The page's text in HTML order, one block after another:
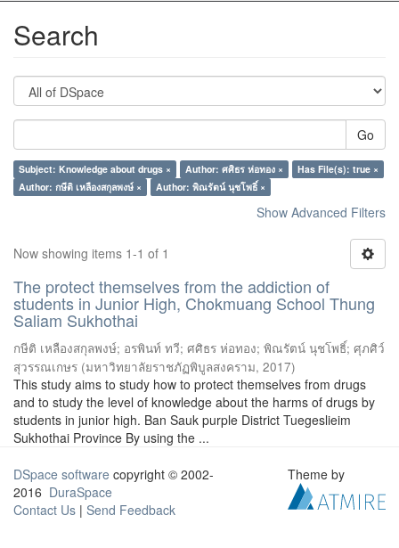
Search
Go
Subject: Knowledge about drugs × Author: ศศิธร ห่อทอง ×
Has File(s): true ×
Author: กษีติ เหลืองสกุลพงษ์ ×
Author: พิณรัตน์ นุชโพธิ์ ×
Show Advanced Filters
Now showing items 1-1 of 1
The protect themselves from the addiction of
students in Junior High, Chokmuang School Thung
Saliam Sukhothai
กษีติ เหลืองสกุลพงษ์; อรพินท์ ทวี; ศศิธร ห่อทอง; พิณรัตน์ นุชโพธิ์; ศุภศิว์
สุวรรณเกษร (มหาวิทยาลัยราชภัฏพิบูลสงคราม, 2017)
This study aims to study how to protect themselves from drugs
and to study the level of knowledge about the harms of drugs by
students in junior high. Ban Sauk purple District Tuegeslieim
Sukhothai Province By using the ...
DSpace software copyright © 2002-
2016 DuraSpace
Contact Us | Send Feedback
Theme by